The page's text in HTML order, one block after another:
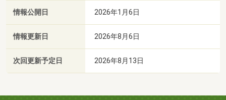
情報公開日 2026年1月6日
情報更新日 2026年8月6日
次回更新予定日 2026年8月13日